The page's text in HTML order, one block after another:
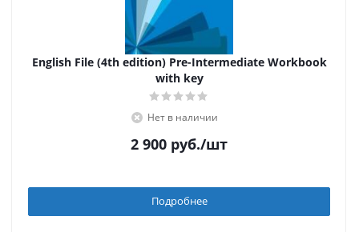
English File (4th edition) Pre-Intermediate Workbook
with key
Нет в наличии
2 900 руб./шт
Подробнее